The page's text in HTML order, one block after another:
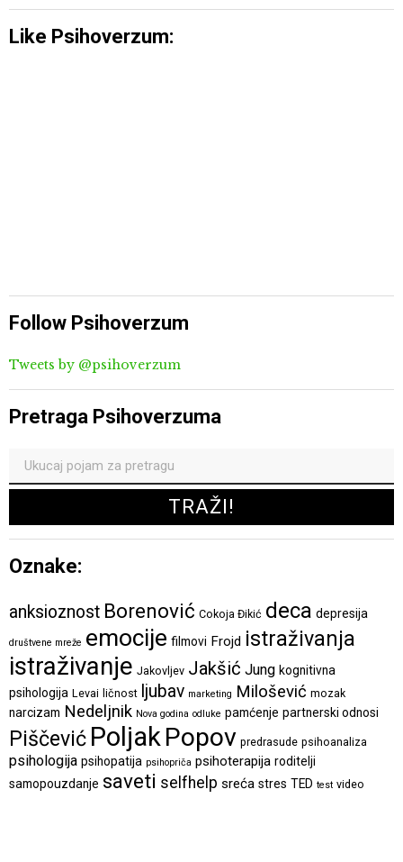
Like Psihoverzum:
Follow Psihoverzum
Tweets by @psihoverzum
Pretraga Psihoverzuma
Oznake:
anksioznost Borenović Cokoja Đikić deca depresija
društvene mreže emocije filmovi Frojd istraživanja
istraživanje Jakovljev Jakšić Jung kognitivna
psihologija Levai ličnost ljubav marketing Milošević mozak
narcizam Nedeljnik Nova godina odluke pamćenje partnerski odnosi
Piščević PoljakPopov predrasude psihoanaliza
psihologija psihopatija psihopriča psihoterapija roditelji
samopouzdanje saveti selfhelp sreća stres TED test video